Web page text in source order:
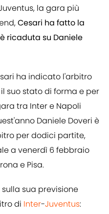
la gara più
Cesari ha fatto la
ricaduta su Daniele
ha indicato l'arbitro
suo stato di forma e per
tra Inter e Napoli
Daniele Doveri è
per dodici partite,
a venerdì 6 febbraio
e Pisa.
sua previsione
di Inter-Juventus: